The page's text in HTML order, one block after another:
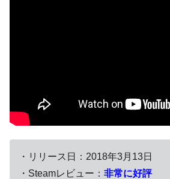
・リリース日：2018年3月13日
・Steamレビュー： 非常に好評